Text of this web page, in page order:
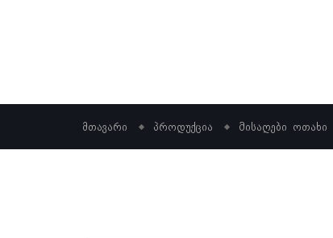
მთავარი პროდუქცია Მისაღები ოთახი